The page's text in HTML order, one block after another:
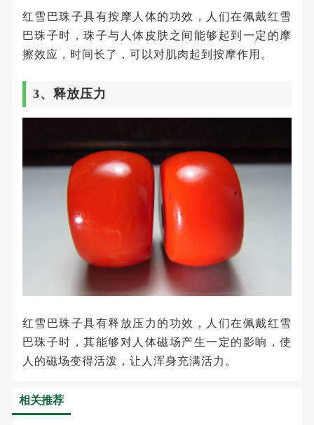
红雪巴珠子具有按摩人体的功效，人们在佩戴红雪
巴珠子时，珠子与人体皮肤之间能够起到一定的摩
擦效应，时间长了，可以对肌肉起到按摩作用。
3、释放压力
红雪巴珠子具有释放压力的功效，人们在佩戴红雪
巴珠子时，其能够对人体磁场产生一定的影响，使
人的磁场变得活泼，让人浑身充满活力。
相关推荐